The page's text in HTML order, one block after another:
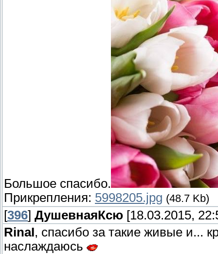
Большое спасибо.
Прикрепления: 5998205.jpg (48.7 Kb)
[396] ДушевнаяКсю [18.03.2015,
RinaI, спасибо за такие живые и...
наслаждаюсь